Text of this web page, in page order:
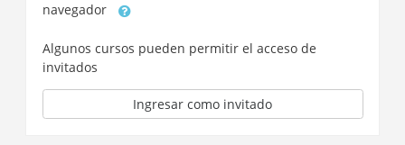
navegador
Algunos cursos pueden permitir el acceso de
invitados
Ingresar como invitado